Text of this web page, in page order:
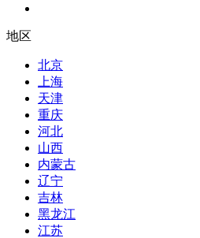
地区
北京
上海
天津
重庆
河北
山西
内蒙古
辽宁
吉林
黑龙江
江苏